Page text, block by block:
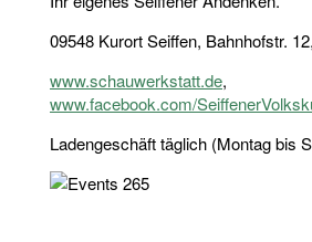
09548 Kurort Seiffen, Bahnhofstr.
www.schauwerkstatt.de,
www.facebook.com/
Ladengeschäft täglich (Montag bis